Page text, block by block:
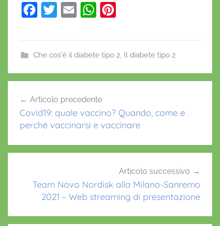
F
e
b
o
k
T
er
E
l
W
s
A
p
e
st
Che cos'è il diabete tipo 2, Il diabete tipo 2
C
d
1
articoli
Articolo precedente
Covid19: quale vaccino? Quando, come e
perché vaccinarsi e vaccinare
Articolo successivo
Team Novo Nordisk alla Milano-Sanremo
2021 – Web streaming di presentazione